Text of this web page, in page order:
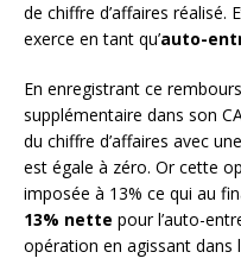
de chiffre d’affaires réalisé.
exerce en tant qu’auto-
En enregistrant ce
supplémentaire dans son
du chiffre d’affaires avec
est égale à zéro. Or cette
imposée à 13% ce qui au
13% nette pour l’auto-
opération en agissant dans